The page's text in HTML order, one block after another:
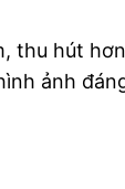
thu hút
ảnh